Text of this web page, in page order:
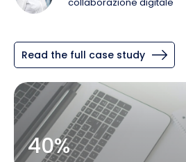
Read the full case study
40%